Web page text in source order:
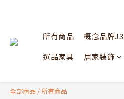
所有商品 概念品牌
選品家具
居家裝飾
全部商品 / 所有商品